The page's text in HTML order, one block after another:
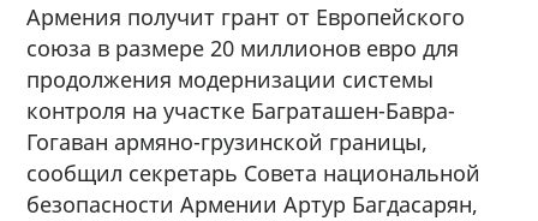
Армения получит грант от Европейского
союза в размере 20 миллионов евро для
продолжения модернизации системы
контроля на участке Баграташен-Бавра-
Гогаван армяно-грузинской границы,
сообщил секретарь Совета национальной
безопасности Армении Артур Багдасарян,